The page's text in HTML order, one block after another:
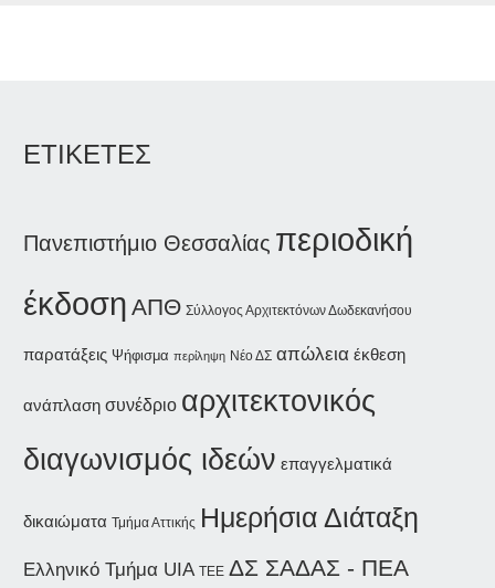
ΕΤΙΚΕΤΕΣ
Πανεπιστήμιο Θεσσαλίας περιοδική
έκδοση ΑΠΘ Σύλλογος Αρχιτεκτόνων Δωδεκανήσου
παρατάξεις Ψήφισμα περίληψη Νέο ΔΣ απώλεια έκθεση
ανάπλαση συνέδριο αρχιτεκτονικός
διαγωνισμός ιδεών επαγγελματικά
δικαιώματα Τμήμα Αττικής Ημερήσια Διάταξη
Ελληνικό Τμήμα UIA ΤΕΕ ΔΣ ΣΑΔΑΣ - ΠΕΑ